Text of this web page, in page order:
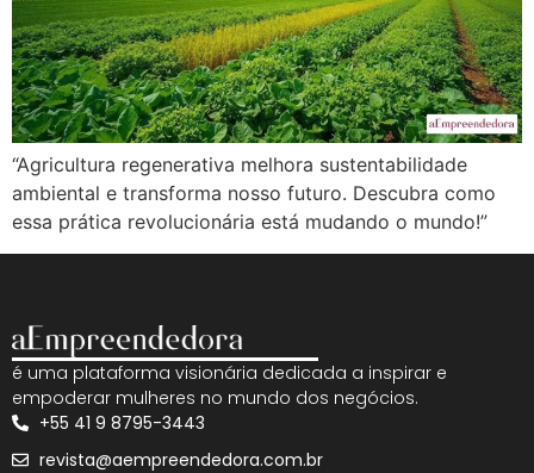
“Agricultura regenerativa melhora sustentabilidade
ambiental e transforma nosso futuro. Descubra como
essa prática revolucionária está mudando o mundo!”
é uma plataforma visionária dedicada a inspirar e
empoderar mulheres no mundo dos negócios.
+55 41 9 8795-3443
revista@aempreendedora.com.br